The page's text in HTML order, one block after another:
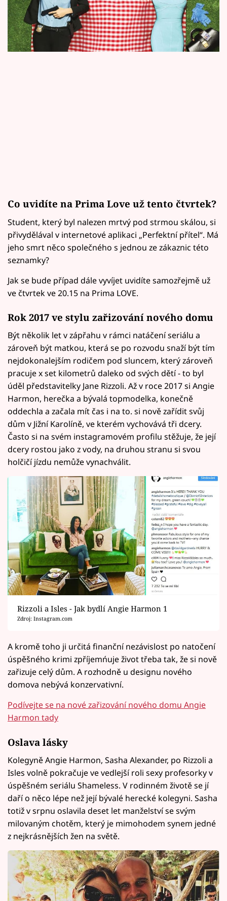
Sledujte prima+
Filmový festival Karlovy Vary
dělo? Podívejte se s námi, jaký byl jejich rok!
Co uvidíte na Prima Love už tento čtvrtek?
Student, který byl nalezen mrtvý pod strmou skálou, si
přivydělával v internetové aplikaci „Perfektní přítel“. Má
jeho smrt něco společného s jednou ze zákaznic této
seznamky?
Jak se bude případ dále vyvíjet uvidíte samozřejmě už
ve čtvrtek ve 20.15 na Prima LOVE.
Rok 2017 ve stylu zařizování nového domu
Být několik let v zápřahu v rámci natáčení seriálu a
zároveň být matkou, která se po rozvodu snaží být tím
nejdokonalejším rodičem pod sluncem, který zároveň
pracuje x set kilometrů daleko od svých dětí - to byl
úděl představitelky Jane Rizzoli. Až v roce 2017 si Angie
Harmon, herečka a bývalá topmodelka, konečně
oddechla a začala mít čas i na to. si nově zařídit svůj
dům v Jižní Karolíně, ve kterém vychovává tři dcery.
Často si na svém instagramovém profilu stěžuje, že její
dcery rostou jako z vody, na druhou stranu si svou
holčičí jízdu nemůže vynachválit.
Rizzoli a Isles - Jak bydlí Angie Harmon 1
Zdroj: Instagram.com
A kromě toho ji určitá finanční nezávislost po natočení
úspěšného krimi zpříjemńuje život třeba tak, že si nově
zařizuje celý dům. A rozhodně u designu nového
domova nebývá konzervativní.
Podívejte se na nové zařizování nového domu Angie
Harmon tady
Oslava lásky
Kolegyně Angie Harmon, Sasha Alexander, po Rizzoli a
Isles volně pokračuje ve vedlejší roli sexy profesorky v
úspěšném seriálu Shameless. V rodinném životě se jí
daří o něco lépe než její bývalé herecké kolegyni. Sasha
totiž v srpnu oslavila deset let manželství se svým
milovaným chotěm, který je mimohodem synem jedné
z nejkrásnějších žen na světě.